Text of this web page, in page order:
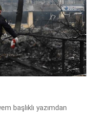
başlıklı yazımdan